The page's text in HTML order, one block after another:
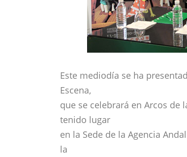
Este mediodía se ha
Escena,
que se celebrará en Arcos de
tenido lugar
en la Sede de la Agencia
la